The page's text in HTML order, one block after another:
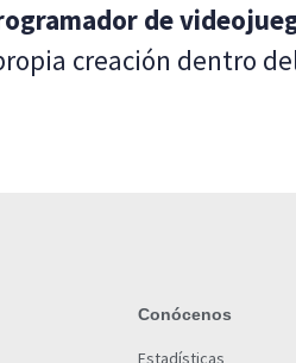
de
creación dentro
Conócenos
Estadísticas